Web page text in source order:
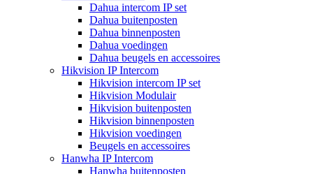
Dahua intercom IP set
Dahua buitenposten
Dahua binnenposten
Dahua voedingen
Dahua beugels en accessoires
Hikvision IP Intercom
Hikvision intercom IP set
Hikvision Modulair
Hikvision buitenposten
Hikvision binnenposten
Hikvision voedingen
Beugels en accessoires
Hanwha IP Intercom
Hanwha buitenposten